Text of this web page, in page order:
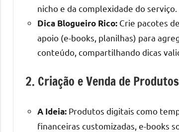
nicho e da complexidade do serviço.
Dica Blogueiro Rico: Crie pacotes
apoio (e-books, planilhas) para
conteúdo, compartilhando dicas
2. Criação e Venda de
A Ideia: Produtos digitais como
financeiras customizadas, e-books